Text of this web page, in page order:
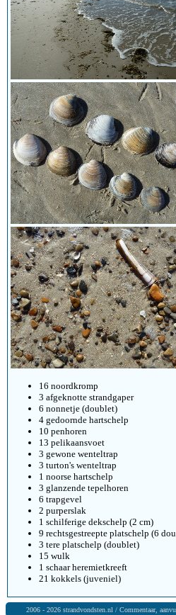
16 noordkromp
3 afgeknotte strandgaper
6 nonnetje (doublet)
4 gedoornde hartschelp
10 penhoren
13 pelikaansvoet
3 gewone wenteltrap
3 turton's wenteltrap
1 noorse hartschelp
3 glanzende tepelhoren
6 trapgevel
2 purperslak
1 schilferige dekschelp (2 cm)
9 rechtsgestreepte platschelp (6
3 tere platschelp (doublet)
15 wulk
1 schaar heremietkreeft
21 kokkels (juveniel)
2006 - 2026 strandvondsten.nl / Commentaar,